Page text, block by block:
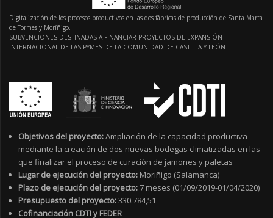
Digitalización de los procesos productivos en las dos fábricas de producción de Santa Marta
de Tormes y Moríñigo.
SUBVENCIONES DESTINADAS A FINANCIAR PROYECTOS DE EXPANSIÓN
INTERNACIONAL DE LAS PYMES DE LA COMUNIDAD DE CASTILLA Y LEÓN
Objetivos del proyecto:Ampliación de la capacidad productiva
mediante la creación de dos nuevas bodegas climatizadas en las
que finalizar el proceso de curación de jamones y paletas
Lugar de ejecución del proyecto: Moriñigo (Salamanca)
Plazo de ejecución del proyecto:7 meses (01/09/2019-01/04/2020)
Presupuesto del proyecto:330.784,51
Cofinanciación CDTI y FEDER